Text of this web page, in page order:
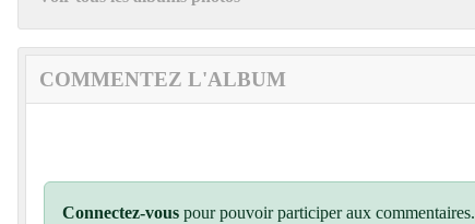
COMMENTEZ L'ALBUM
Connectez-vous pour pouvoir participer aux commentaires.